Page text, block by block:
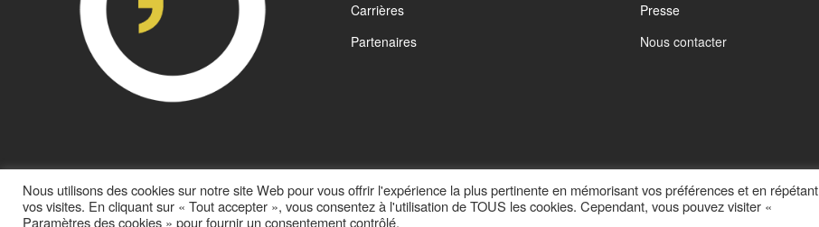
Carrières
Partenaires
Presse
Nous contacter
@ L'oeil d'Acota - Made byYurcom
Nous utilisons des cookies sur notre site Web pour vous offrir l'expérience la plus pertinente en mémorisant vos préférences et en répétant
vos visites. En cliquant sur « Tout accepter », vous consentez à l'utilisation de TOUS les cookies. Cependant, vous pouvez visiter «
Paramètres des cookies » pour fournir un consentement contrôlé.